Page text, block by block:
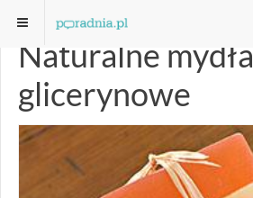
Naturalne mydła
glicerynowe